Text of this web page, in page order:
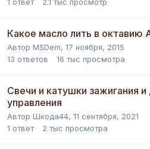
1 ответ 2.1 тыс просмотр
Какое масло лить в октавию
Автор MSDem, 17 ноября, 2015
13 ответов 16 тыс просмотра
Свечи и катушки зажигания и
управления
Автор Шкода44, 11 сентября, 2021
1 ответ 2 тыс просмотра